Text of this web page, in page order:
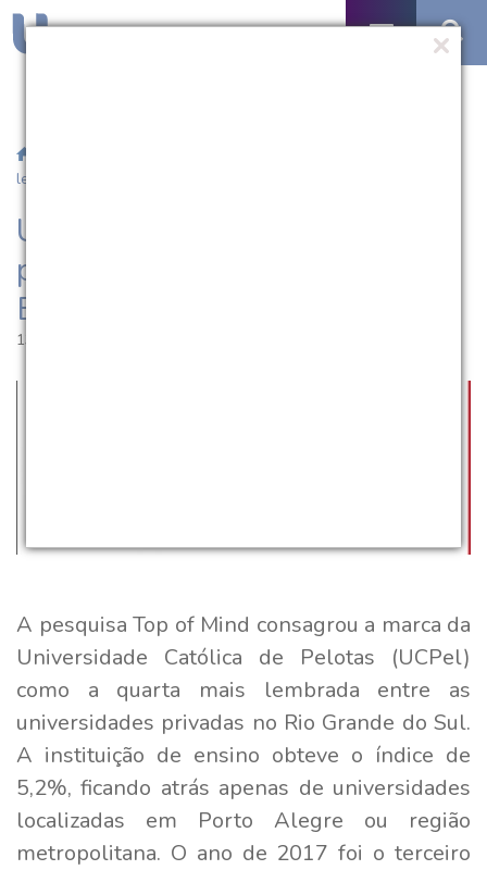
lembrada do Estado
UCPel é a quarta universidade
privada mais lembrada do
Estado
13.06.2017 | 17:48
A pesquisa Top of Mind consagrou a marca da
Universidade Católica de Pelotas (UCPel)
como a quarta mais lembrada entre as
universidades privadas no Rio Grande do Sul.
A instituição de ensino obteve o índice de
5,2%, ficando atrás apenas de universidades
localizadas em Porto Alegre ou região
metropolitana. O ano de 2017 foi o terceiro